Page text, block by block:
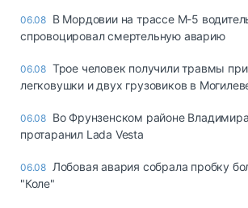
06.08 В Мордовии на трассе М-5
спровоцировал смертельную аварию
06.08 Трое человек получили травмы
легковушки и двух грузовиков в
06.08 Во Фрунзенском районе
протаранил Lada Vesta
06.08 Лобовая авария собрала пробку
"Коле"